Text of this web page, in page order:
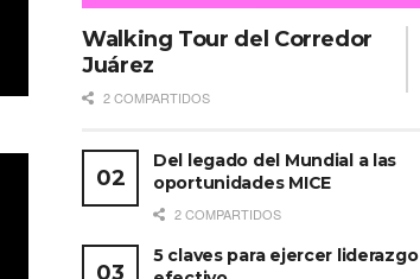
Walking Tour del Corredor
Juárez
2 COMPARTIDOS
Del legado del Mundial a las
oportunidades MICE
2 COMPARTIDOS
5 claves para ejercer liderazgo